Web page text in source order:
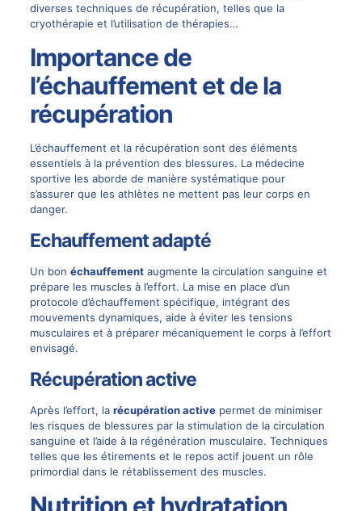
diverses techniques de récupération, telles que la
cryothérapie et l’utilisation de thérapies…
Importance de
l’échauffement et de la
récupération
L’échauffement et la récupération sont des éléments
essentiels à la prévention des blessures. La médecine
sportive les aborde de manière systématique pour
s’assurer que les athlètes ne mettent pas leur corps en
danger.
Echauffement adapté
Un bon échauffementaugmente la circulation sanguine et
prépare les muscles à l’effort. La mise en place d’un
protocole d’échauffement spécifique, intégrant des
mouvements dynamiques, aide à éviter les tensions
musculaires et à préparer mécaniquement le corps à l’effort
envisagé.
Récupération active
Après l’effort, la récupération activepermet de minimiser
les risques de blessures par la stimulation de la circulation
sanguine et l’aide à la régénération musculaire. Techniques
telles que les étirements et le repos actif jouent un rôle
primordial dans le rétablissement des muscles.
Nutrition et hydratation